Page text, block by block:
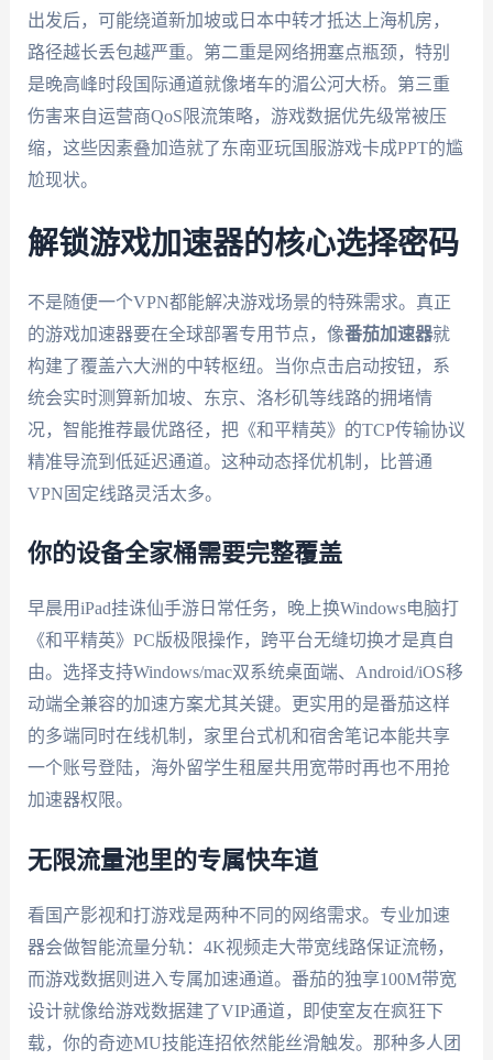
出发后，可能绕道新加坡或日本中转才抵达上海机房，
路径越长丢包越严重。第二重是网络拥塞点瓶颈，特别
是晚高峰时段国际通道就像堵车的湄公河大桥。第三重
伤害来自运营商QoS限流策略，游戏数据优先级常被压
缩，这些因素叠加造就了东南亚玩国服游戏卡成PPT的尴
尬现状。
解锁游戏加速器的核心选择密码
不是随便一个VPN都能解决游戏场景的特殊需求。真正
的游戏加速器要在全球部署专用节点，像番茄加速器就
构建了覆盖六大洲的中转枢纽。当你点击启动按钮，系
统会实时测算新加坡、东京、洛杉矶等线路的拥堵情
况，智能推荐最优路径，把《和平精英》的TCP传输协议
精准导流到低延迟通道。这种动态择优机制，比普通
VPN固定线路灵活太多。
你的设备全家桶需要完整覆盖
早晨用iPad挂诛仙手游日常任务，晚上换Windows电脑打
《和平精英》PC版极限操作，跨平台无缝切换才是真自
由。选择支持Windows/mac双系统桌面端、Android/iOS移
动端全兼容的加速方案尤其关键。更实用的是番茄这样
的多端同时在线机制，家里台式机和宿舍笔记本能共享
一个账号登陆，海外留学生租屋共用宽带时再也不用抢
加速器权限。
无限流量池里的专属快车道
看国产影视和打游戏是两种不同的网络需求。专业加速
器会做智能流量分轨：4K视频走大带宽线路保证流畅，
而游戏数据则进入专属加速通道。番茄的独享100M带宽
设计就像给游戏数据建了VIP通道，即使室友在疯狂下
载，你的奇迹MU技能连招依然能丝滑触发。那种多人团